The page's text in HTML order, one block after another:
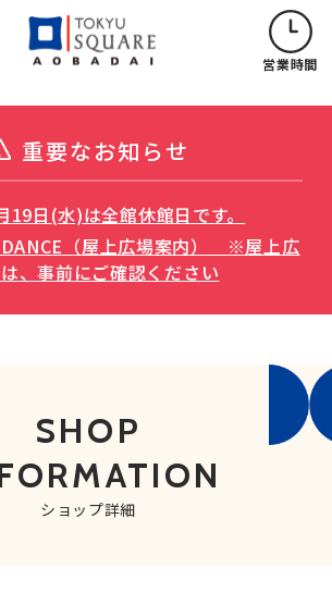
営業時間
重要なお知らせ
19日(水)は全館休館日です。
（屋上広場案内） ※屋上広
、事前にご確認ください
SHOP
ショップ詳細